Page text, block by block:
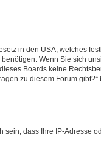
in den USA, welches
Wenn Sie sich
Boards keine
zu diesem Forum gibt?“
dass Ihre IP-Adresse